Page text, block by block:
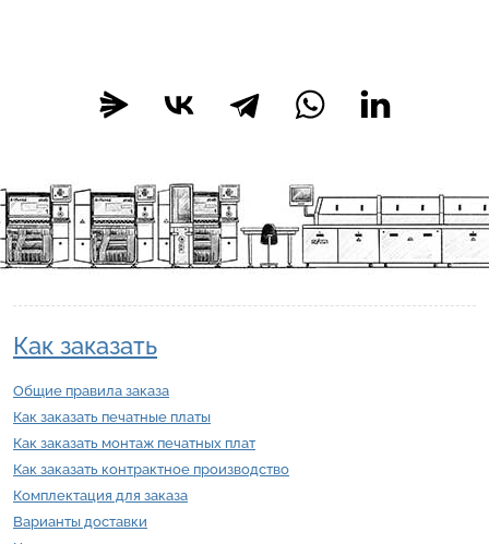
Как заказать
Общие правила заказа
Как заказать печатные платы
Как заказать монтаж печатных плат
Как заказать контрактное производство
Комплектация для заказа
Варианты доставки